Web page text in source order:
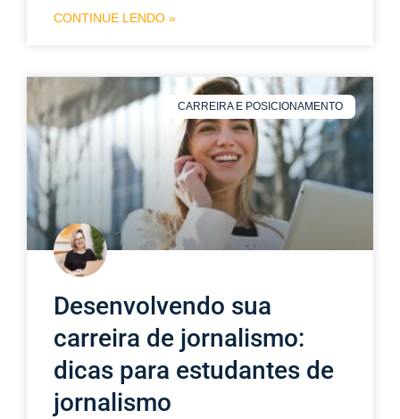
CONTINUE LENDO »
CARREIRA E POSICIONAMENTO
Desenvolvendo sua
carreira de jornalismo:
dicas para estudantes de
jornalismo